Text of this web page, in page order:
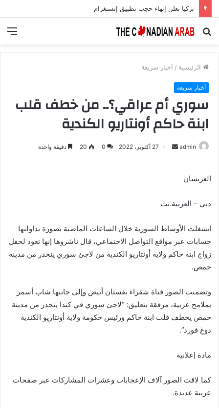
تركيا تعلن إنهاء حجب تطبيق إنستغرام
بحث
الرئيسية / أخبار سريعة
أخبار سريعة
سوري أم عراقي؟.. من خطف قلب
ابنة حاكم أونتاريو الكندية
admin
أرسل 27 أكتوبر، 2022 0
20 دقيقة واحدة
العريسان
دبي – العربية.نت
انشغلت الأوساط السورية خلال الساعات الماضية بصورة تداولتها
حسابات عبر مواقع التواصل الاجتماعي، قال ناشروها إنها تعود لحفل
زواج ابنة حاكم ولاية أونتاريو الكندية من لاجئ سوري ينحدر من مدينة
حمص.
وتضمنت الصور فتاة شقراء بفستان أبيض وإلى جانبها شاب أسمر
بملامح عربية، مرفقة بتعليق: “لاجئ سوري في كندا ينحدر من مدينة
حمص يخطف قلب ابنة حاكم ورئيس حكومة ولاية أونتاريو الكندية
دوغ فورد”.
مادة إعلانية
كما لاقت الصور آلاف الإعجابات وعشرات المشاركات عبر صفحات
عربية عديدة.